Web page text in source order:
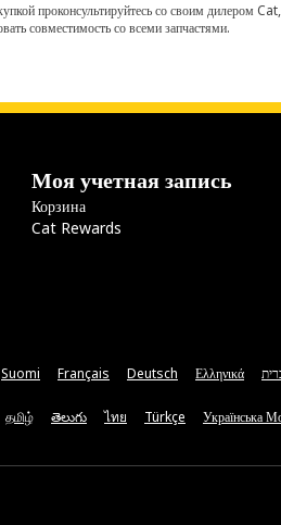
проконсультируйтесь со своим дилером
совместимость со всеми запчастями.
Моя учетная запись
Корзина
Cat Rewards
Suomi Français Deutsch Ελληνικά
தமிழ் తెలుగు ไทย Türkçe Українська